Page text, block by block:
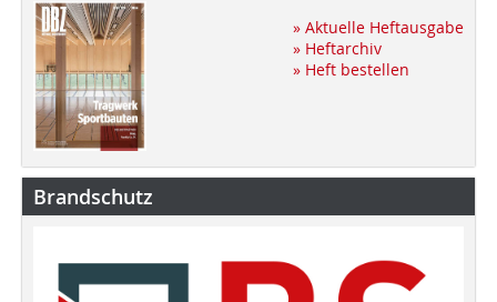
» Aktuelle Heftausgabe
» Heftarchiv
» Heft bestellen
Brandschutz